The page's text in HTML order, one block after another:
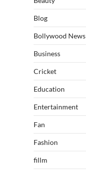
Blog
Bollywood News
Business
Cricket
Education
Entertainment
Fan
Fashion
fillm